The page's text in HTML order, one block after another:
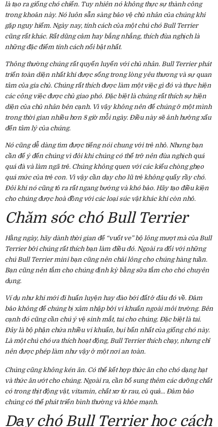
là tạo ra giống chó chiến. Tuy nhiên nó không thực sự thành công
trong khoản này. Nó luôn sẵn sàng bảo vệ chủ nhân của chúng khi
gặp nguy hiểm. Ngày nay, tính cách của một chú chó Bull Terrier
cũng rất khác. Rất dũng cảm hay bắng nhắng, thích đùa nghịch là
những đặc điểm tính cách nổi bật nhất.
Thông thường chúng rất quyến luyến với chủ nhân. Bull Terrier phát
triển toàn diện nhất khi được sống trong lòng yêu thương và sự quan
tâm của gia chủ. Chúng rất thích được làm một việc gì đó và thực hiện
các công việc được chủ giao phó. Đặc biệt là chúng rất thích sự hiện
diện của chủ nhân bên cạnh. Vì vậy không nên để chúng ở một mình
trong thời gian nhiều hơn 8 giờ mỗi ngày. Điều này sẽ ảnh hưởng xấu
đến tâm lý của chúng.
Nó cũng dễ dàng tìm được tiếng nói chung với trẻ nhỏ. Nhưng bạn
cần để ý đến chúng vì đôi khi chúng có thể trở nên đùa nghịch quá
quá đà và làm ngã trẻ. Chúng không quen với các kiểu chòng ghẹo
quá mức của trẻ con. Vì vậy cần dạy cho lũ trẻ không quấy rầy chó.
Đôi khi nó cũng tỏ ra rất ngang bướng và khó bảo. Hãy tạo điều kiện
cho chúng được hoà đồng với các loại súc vật khác khi còn nhỏ.
Chăm sóc chó Bull Terrier
Hằng ngày, hãy dành thời gian để “vuốt ve” bộ lông mượt mà của Bull
Terrier bởi chúng rất thích bạn làm điều đó. Ngoài ra đối với những
chú Bull Terrier mini bạn cũng nên chải lông cho chúng hàng tuần.
Bạn cũng nên tắm cho chúng định kỳ bằng sữa tắm cho chó chuyên
dụng.
Ví dụ như khi mới đi huấn luyện hay đào bới đất ở đâu đó về. Đảm
bảo không để chúng bị xâm nhập bởi vi khuẩn ngoài môi trường. Bên
cạnh đó cũng cần chú ý vệ sinh mắt, tai cho chúng. Đặc biệt là tai.
Đây là bộ phận chứa nhiều vi khuẩn, bụi bẩn nhất của giống chó này.
Là một chú chó ưa thích hoạt động, Bull Terrier thích chạy, nhưng chỉ
nên được phép làm như vậy ở một nơi an toàn.
Chúng cũng không kén ăn. Có thể kết hợp thức ăn cho chó dạng hạt
và thức ăn ướt cho chúng. Ngoài ra, cần bổ sung thêm các dưỡng chất
có trong thịt động vật, vitamin, chất xơ từ rau, củ quả… Đảm bảo
chúng có thể phát triển bình thường và khỏe mạnh.
Dạy chó Bull Terrier học cách